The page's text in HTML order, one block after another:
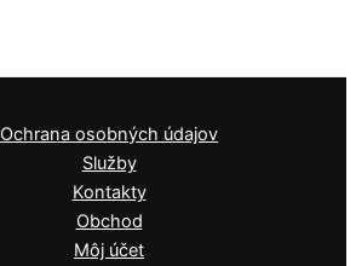
Ochrana osobných údajov
Služby
Kontakty
Obchod
Môj účet